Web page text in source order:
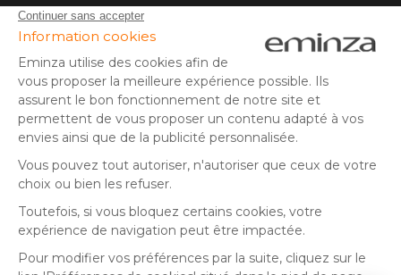
04 50 65 10 12
Lundi - Vendredi :